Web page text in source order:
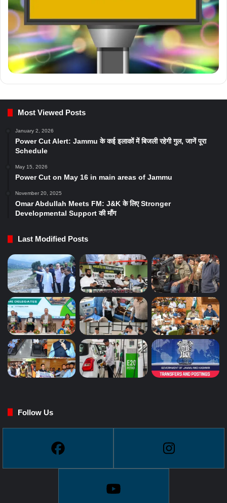
Most Viewed Posts
January 2, 2026
Power Cut Alert: Jammu के कई इलाकों में बिजली रहेगी गुल, जानें पूरा
Schedule
May 15, 2026
Power Cut on May 16 in main areas of Jammu
November 20, 2025
Omar Abdullah Meets FM: J&K के लिए Stronger
Developmental Support की माँग
Last Modified Posts
Follow Us